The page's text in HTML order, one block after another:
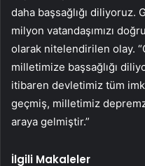
daha başsağlığı diliyoruz.
milyon vatandaşımızı
olarak nitelendirilen olay.
milletimize başsağlığı
itibaren devletimiz tüm
geçmiş, milletimiz
araya gelmiştir.”
İlgili Makaleler